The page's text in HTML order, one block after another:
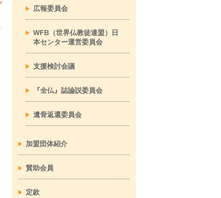
広報委員会
WFB（世界仏教徒連盟）日
本センター運営委員会
支援検討会議
『全仏』誌論説委員会
遺骨返還委員会
加盟団体紹介
賛助会員
定款